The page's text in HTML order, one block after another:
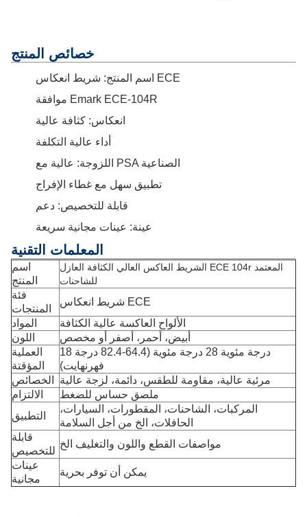
خصائص المنتج
اسم المنتج: شريط انعكاس ECE
موافقة Emark ECE-104R
انعكاس: كثافة عالية
أداء عالية التكلفة
اللزوجة: عالية مع PSA الصناعية
تطبيق سهل مع غطاء الإفراج
قابلة للتخصيص: دعم
عينة: عينات مجانية سريعة
المعلمات التقنية
اسم
المنتج
الشريط العاكس العالي الكثافة العازل ECE 104r المعتمد
للشاحنات
فئة
المنتجات
شريط انعكاس ECE
المواد
الألواح العاكسة عالية الكثافة
اللون
أبيض، أحمر، أصفر أو مخصص
العملية
المؤقتة
18 درجة مئوية 28 درجة مئوية (64.4-82.4 درجة
فهرنهايت)
الخصائص
مرئية عالية، مقاومة للطقس، دائمة، لزجة عالية
الالتزام
ملصق حساس للضغط
التطبيق
المركبات، الشاحنات، المقطورات، السيارات،
الحافلات، الخ من أجل السلامة
قابلة
للتخصيص
مواصفات القطع واللون والتغليف الخ
عينات
مجانية
يمكن أن توفر بحرية